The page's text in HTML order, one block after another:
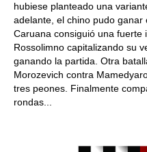
hubiese planteado una
adelante, el chino pudo ganar
Caruana consiguió una fuerte
Rossolimno capitalizando su
ganando la partida. Otra
Morozevich contra
tres peones. Finalmente
rondas...